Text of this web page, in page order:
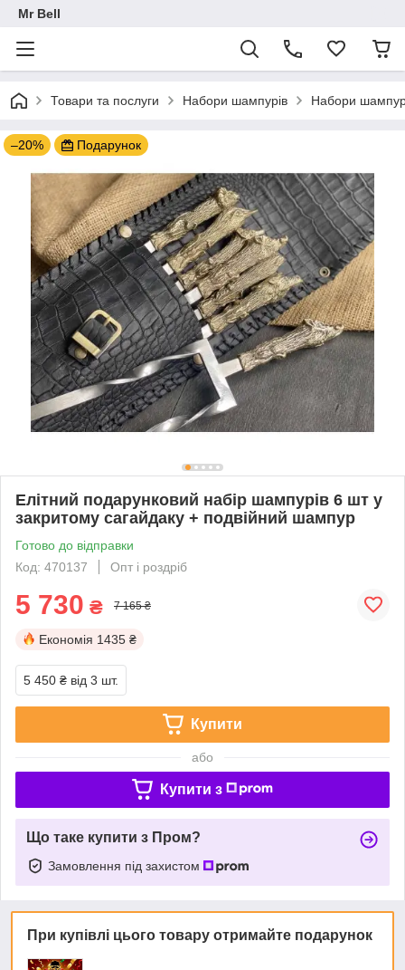
Mr Bell
Товари та послуги Набори шампурів Набори
–20% Подарунок
Елітний подарунковий набір шампурів 6 шт у
закритому сагайдаку + подвійний шампур
Готово до відправки
Код: 470137
Опт і роздріб
5 730 ₴ 7 165 ₴
Економія 1435 ₴
5 450 ₴ від 3 шт.
Купити
або
Купити з
Що таке купити з Пром?
Замовлення під захистом
При купівлі цього товару отримайте подарунок